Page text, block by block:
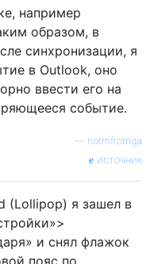
например
образом, в
синхронизации, я
в Outlook, оно
ввести его на
событие.
normfromga
источник
(Lollipop) я зашел в
и снял флажок
пояс по